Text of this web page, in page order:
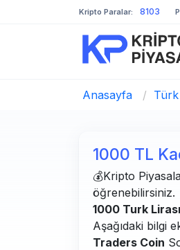
Kripto Paralar: 8103
Anasayfa / Türk
1000 TL
💰Kripto
öğrenebilirsiniz.
1000 Turk
Aşağıdaki bilgi
Traders Coin